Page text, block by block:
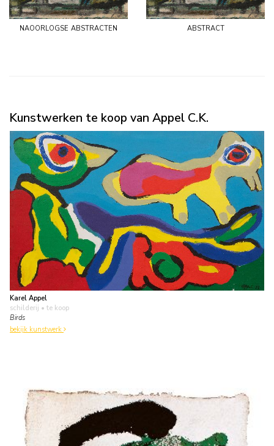
naoorlogse abstracten abstract
Kunstwerken te koop van Appel C.K.
Karel Appel
schilderij • te koop
Birds
bekijk kunstwerk